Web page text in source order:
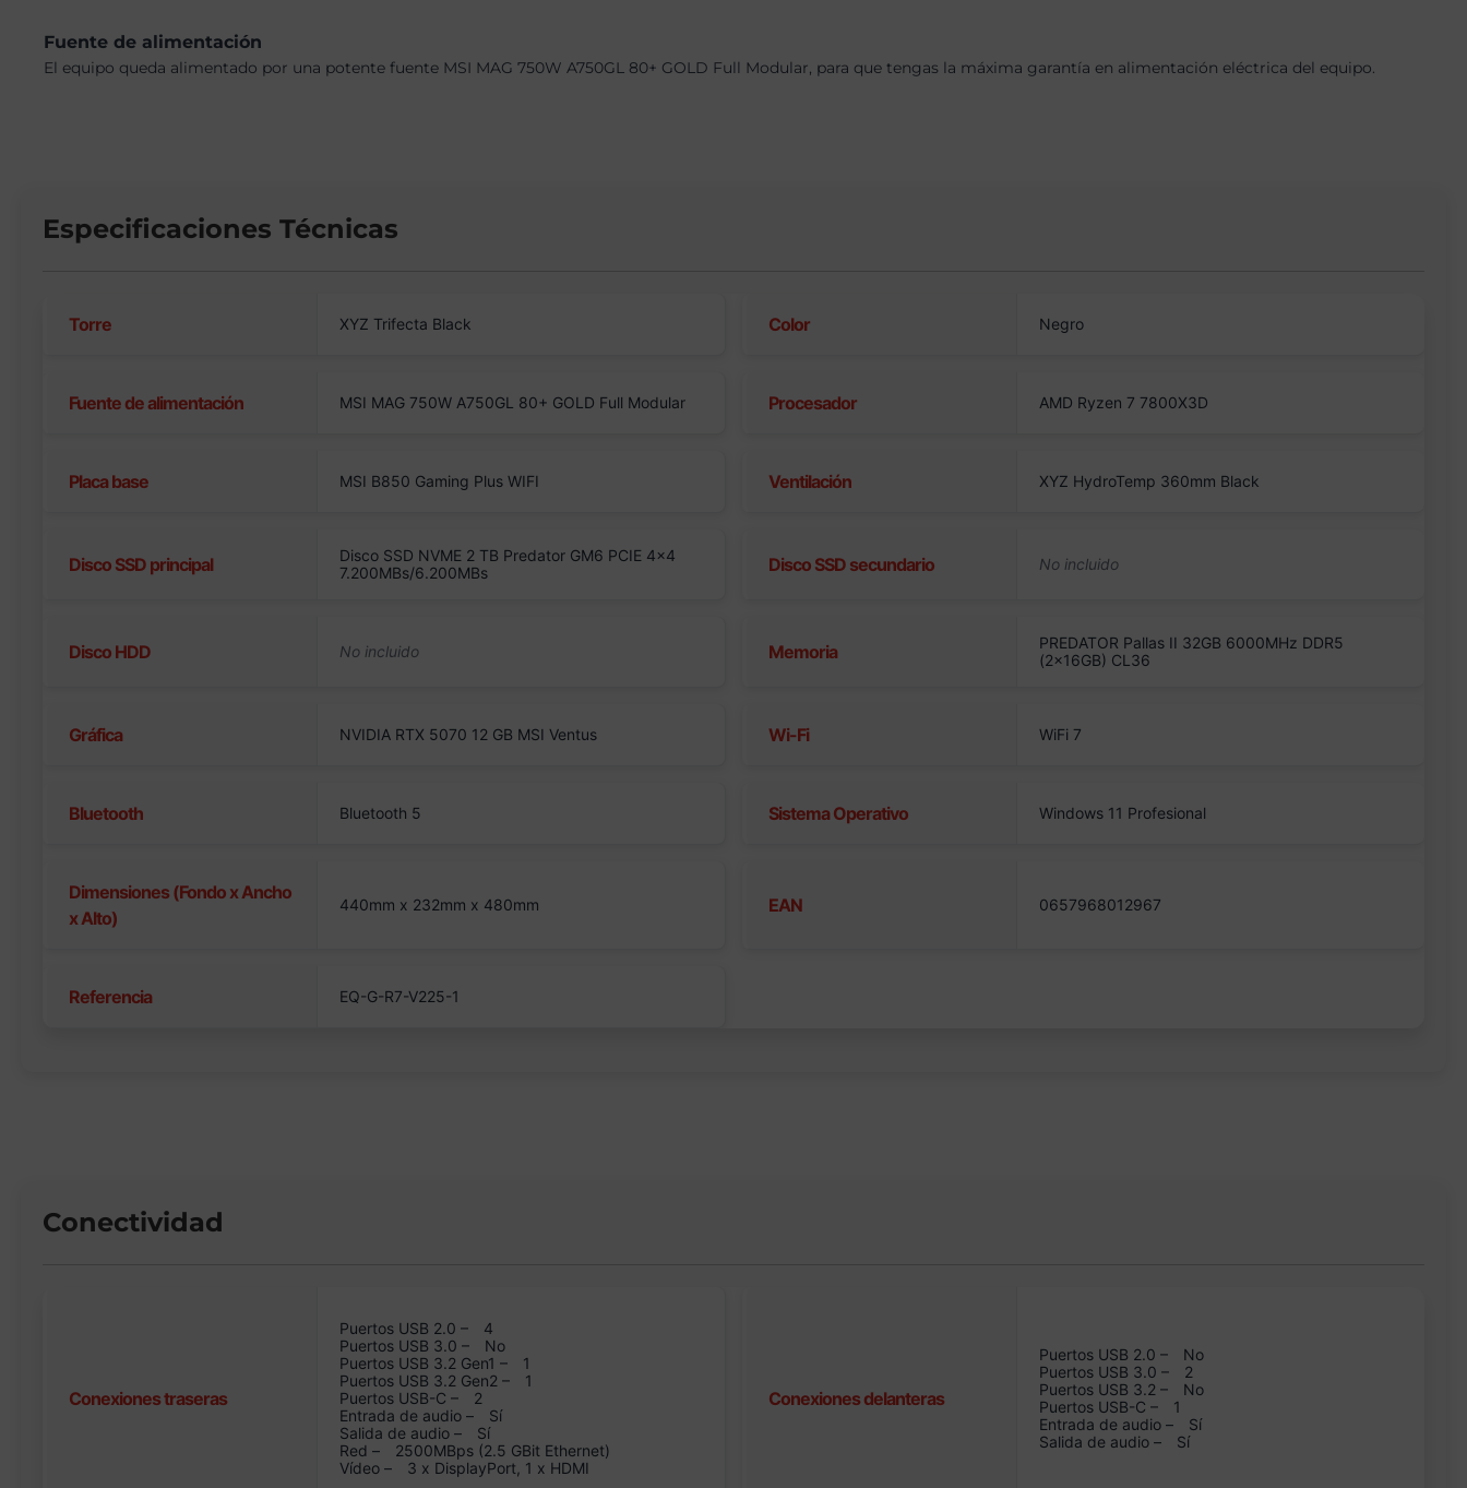
Fuente de alimentación
El equipo queda alimentado por una potente fuente MSI MAG 750W A750GL 80+ GOLD Full Modular, para que tengas la máxima garantía en alimentación eléctrica del equipo.
Especificaciones Técnicas
Torre XYZ Trifecta Black Color Negro
Fuente de alimentación MSI MAG 750W A750GL 80+ GOLD Full Modular Procesador AMD Ryzen 7 7800X3D
Placa base MSI B850 Gaming Plus WIFI Ventilación XYZ HydroTemp 360mm Black
Disco SSD principal
Disco SSD NVME 2 TB Predator GM6 PCIE 4×4
7.200MBs/6.200MBs
Disco SSD secundario
Disco HDD Memoria
PREDATOR Pallas II 32GB 6000MHz DDR5
(2x16GB) CL36
Gráfica NVIDIA RTX 5070 12 GB MSI Ventus Wi-Fi WiFi 7
Bluetooth Bluetooth 5 Sistema Operativo Windows 11 Profesional
Dimensiones (Fondo x Ancho
x Alto)
440mm x 232mm x 480mm EAN 0657968012967
Referencia EQ-G-R7-V225-1
Conectividad
Conexiones traseras
Puertos USB 2.0 –
4
Puertos USB 3.0 –
No
Puertos USB 3.2 Gen1 –
1
Puertos USB 3.2 Gen2 –
1
Puertos USB-C –
2
Entrada de audio –
Sí
Salida de audio –
Sí
Red –
2500MBps (2.5 GBit Ethernet)
Vídeo –
3 x DisplayPort, 1 x HDMI
Conexiones delanteras
Puertos USB 2.0 –
No
Puertos USB 3.0 –
2
Puertos USB 3.2 –
No
Puertos USB-C –
1
Entrada de audio –
Sí
Salida de audio –
Sí